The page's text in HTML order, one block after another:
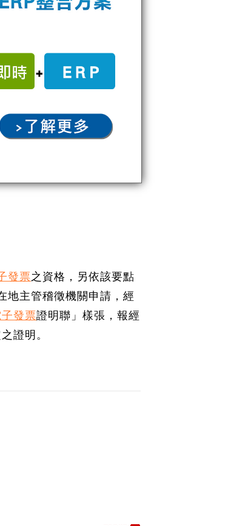
發票之資格，另依該要點
地主管稽徵機關申請，經
子發票證明聯」樣張，報經
證明。